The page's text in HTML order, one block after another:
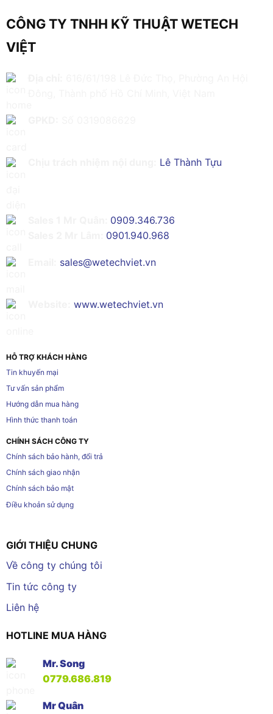
CÔNG TY TNHH KỸ THUẬT WETECH
VIỆT
Lê Thành Tựu
0909.346.736
0901.940.968
sales@wetechviet.vn
www.wetechviet.vn
HỖ TRỢ KHÁCH HÀNG
Tin khuyến mại
Tư vấn sản phẩm
Hướng dẫn mua hàng
Hình thức thanh toán
CHÍNH SÁCH CÔNG TY
Chính sách bảo hành, đổi trả
Chính sách giao nhận
Chính sách bảo mật
Điều khoản sử dụng
GIỚI THIỆU CHUNG
Về công ty chúng tôi
Tin tức công ty
Liên hệ
HOTLINE MUA HÀNG
Mr. Song
0779.686.819
Mr Quân